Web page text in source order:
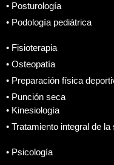
• Posturología
• Podología pediátrica
• Fisioterapia
• Osteopatía
• Preparación física
• Punción seca
• Kinesiología
• Tratamiento integral de la
• Psicología